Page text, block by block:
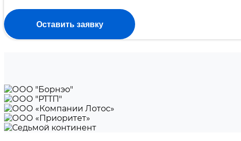
Оставить заявку